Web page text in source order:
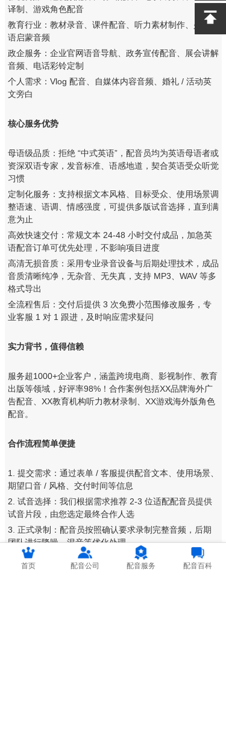
译制、游戏角色配音
教育行业：教材录音、 课件配音、听力素材制作、少儿英
语启蒙音频
政企服务：企业官网语音导航、政务宣传配音、展会讲解
音频、电话彩铃定制
个人需求：Vlog 配音、自媒体内容音频、婚礼 / 活动英
文旁白
核心服务优势
母语级品质：拒绝 “中式英语”，配音员均为英语母语者或
资深双语专家，发音标准、语感地道，契合英语受众听觉
习惯
定制化服务：支持根据文本风格、目标受众、使用场景调
整语速、语调、情感强度，可提供多版试音选择，直到满
意为止
高效快速交付：常规文本 24-48 小时交付成品，加急英
语配音订单可优先处理，不影响项目进度
高清无损音质：采用专业录音设备与后期处理技术，成品
音质清晰纯净，无杂音、无失真，支持 MP3、WAV 等多
格式导出
全流程售后：交付后提供 3 次免费小范围修改服务，专
业客服 1 对 1 跟进，及时响应需求疑问
实力背书，值得信赖
服务超1000+企业客户，涵盖跨境电商、影视制作、教育
出版等领域，好评率98%！合作案例包括XX品牌海外广
告配音、XX教育机构听力教材录制、XX游戏海外版角色
配音。
合作流程简单便捷
1. 提交需求：通过表单 / 客服提供配音文本、使用场景、
期望口音 / 风格、交付时间等信息
2. 试音选择：我们根据需求推荐 2-3 位适配配音员提供
试音片段，由您选定最终合作人选
3. 正式录制：配音员按照确认要求录制完整音频，后期
团队进行降噪、混音等优化处理
4. 成品交付：将高清成品音频发送至您指定邮箱 / 平台，
支持在线试听确认
首页 配音公司 配音服务 配音百科